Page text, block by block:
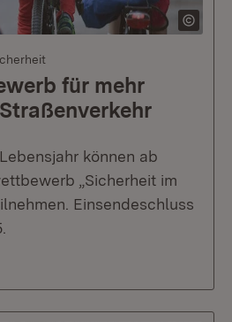
für mehr
können ab
„Sicherheit im
Einsendeschluss